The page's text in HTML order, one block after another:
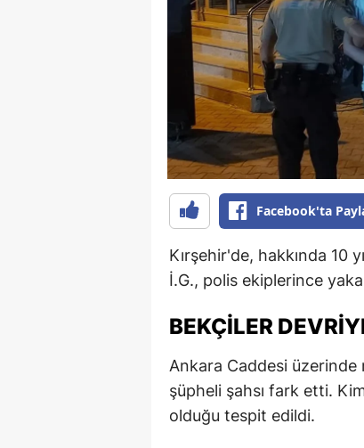
Facebook'ta
Kırşehir'de, hakkında 10
İ.G., polis ekiplerince
BEKÇILER
Ankara Caddesi
şüpheli şahsı fark etti.
olduğu tespit edildi.